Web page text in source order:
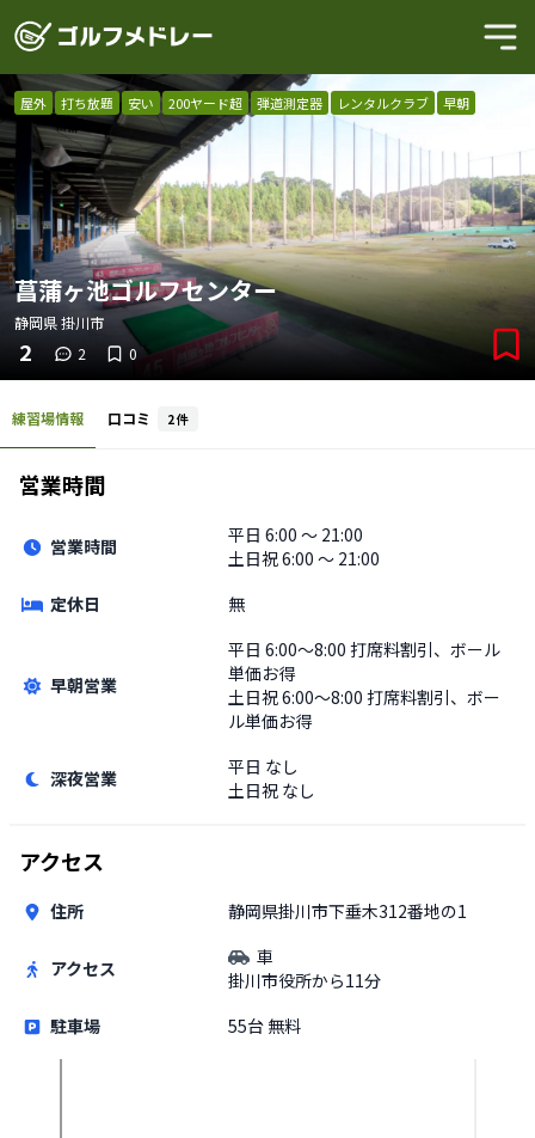
屋外 打ち放題 安い 200ヤード超 弾道測定器 レンタルクラブ 早朝
菖蒲ヶ池ゴルフセンター
静岡県掛川市
2 2 0
練習場情報 口コミ 2件
営業時間
営業時間 平日 6:00 〜 21:00
土日祝6:00 〜 21:00
定休日
無
早朝営業
平日 6:00〜8:00 打席料割引、ボール
単価お得
土日祝6:00〜8:00 打席料割引、ボー
ル単価お得
深夜営業 平日 なし
土日祝 なし
アクセス
住所 静岡県掛川市下垂木312番地の1
アクセス
車
掛川市役所から11分
駐車場
55台 無料